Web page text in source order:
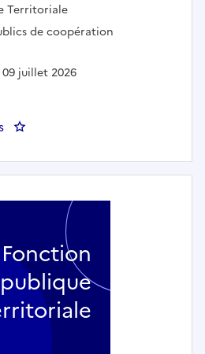
:Territoriale
de coopération
juillet 2026
: Chargé d'accueil France
Fonction
publique